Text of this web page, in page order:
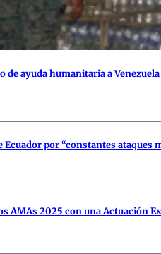
de ayuda humanitaria a
por “constantes ataques
AMAs 2025 con una Actuación